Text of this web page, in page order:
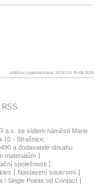
patička vygenerovaná: 10:30:14 09.08.2026
RSS
a.s. se sídlem náměstí Marie
10 - Strašnice,
a dodavatelé obsahu
materiálům
společnosti
Nastavení soukromí
/ Single Points od Contact